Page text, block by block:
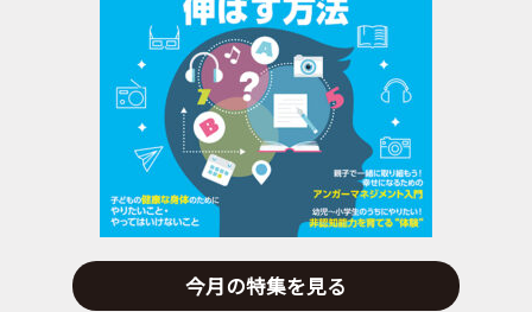
今月の特集を見る